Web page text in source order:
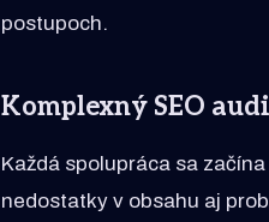
postupoch.
Komplexný SEO
Každá spolupráca sa
nedostatky v obsahu aj